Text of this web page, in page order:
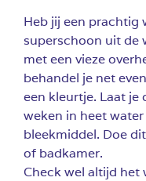
Heb jij een prachtig
superschoon uit de
met een vieze
behandel je net
een kleurtje. Laat je
weken in heet
bleekmiddel. Doe
of badkamer.
Check wel altijd het